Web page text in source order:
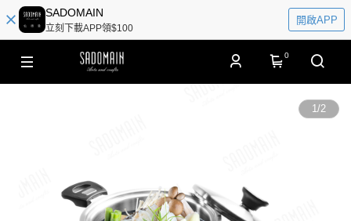
SADOMAIN
立刻下載APP領$100
開啟APP
0
1/2